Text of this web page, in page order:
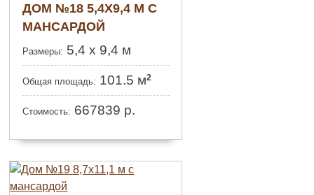
ДОМ №18 5,4Х9,4 М С
МАНСАРДОЙ
Размеры: 5,4 х 9,4 м
Общая площадь: 101.5 м2
Стоимость: 667839 р.